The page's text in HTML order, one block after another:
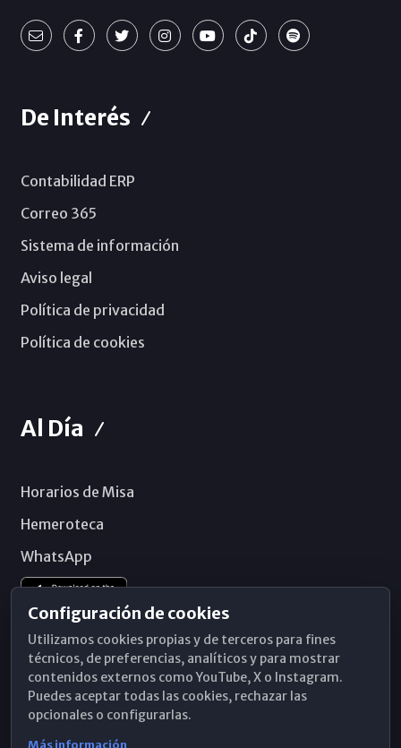
De Interés
Contabilidad ERP
Correo 365
Sistema de información
Aviso legal
Política de privacidad
Política de cookies
Al Día
Horarios de Misa
Hemeroteca
WhatsApp
Configuración de cookies
Utilizamos cookies propias y de terceros para fines
técnicos, de preferencias, analíticos y para mostrar
contenidos externos como YouTube, X o Instagram.
Puedes aceptar todas las cookies, rechazar las
opcionales o configurarlas.
Más información